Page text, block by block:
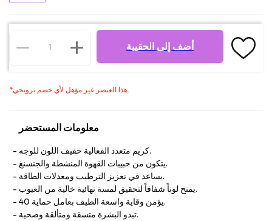
أضف إلى الحقيبة
* هذا العنصر غير مؤهل لأي خصم ترويجي.
معلومات المستحضر
كريم متعدد الفعالية خفيف اللون للوجه.
يتكون من حبيبات القهوة المنشطة والجنسنغ.
يساعد في تعزيز الترطيب ومعدلات الطاقة.
يمنح لوناً شفافاً لتحقيق لمسة نهائية خالية من العيوب.
يؤمن وقاية واسعة الطيف بعامل حماية 40.
تبدو البشرة متسقة ومتألقة وصحية.